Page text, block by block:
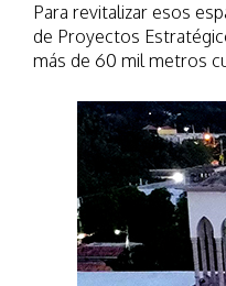
Para revitalizar esos
de Proyectos
más de 60 mil metros